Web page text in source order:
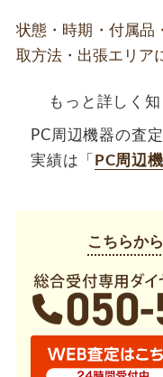
状態・時期・付属品
取方法・出張エリア
もっと詳しく
PC周辺機器の査
実績は「 PC周辺
こちらか